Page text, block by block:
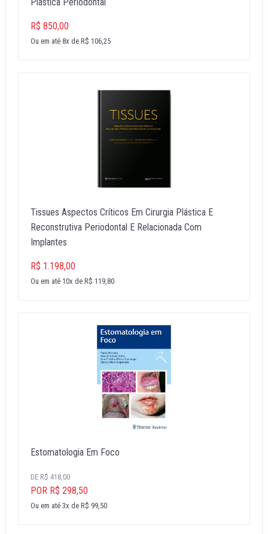
R$ 850,00
Ou em até 8x de R$ 106,25
Tissues Aspectos Críticos Em Cirurgia Plástica E
Reconstrutiva Periodontal E Relacionada Com
Implantes
R$ 1.198,00
Ou em até 10x de R$ 119,80
Estomatologia Em Foco
DE R$ 418,00
POR R$ 298,50
Ou em até 3x de R$ 99,50